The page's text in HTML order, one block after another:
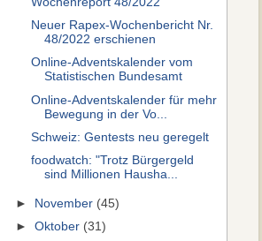
Neuer Rapex-Wochenbericht Nr.
48/2022 erschienen
Online-Adventskalender vom
Statistischen Bundesamt
Online-Adventskalender für mehr
Bewegung in der Vo...
Schweiz: Gentests neu geregelt
foodwatch: "Trotz Bürgergeld
sind Millionen Hausha...
► November (45)
►Oktober (31)